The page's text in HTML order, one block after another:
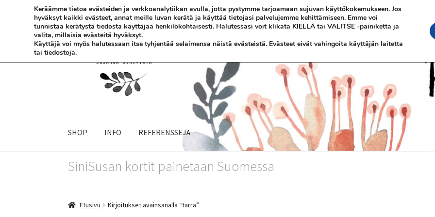
Siirry
navigointiin
Siirry
sisältöön
SHOP INFO REFERENSSEJÄ
SiniSusan kortit painetaan Suomessa
Etusivu Kirjoitukset avainsanalla “tarra”
Keräämme tietoa evästeiden ja verkkoanalytiikan avulla, jotta pystymme tarjoamaan sujuvan käyttökokemukseen. Jos
hyväksyt kaikki evästeet, annat meille luvan kerätä ja käyttää tietojasi palvelujemme kehittämiseen. Emme voi
tunnistaa kerätystä tiedosta käyttäjää henkilökohtaisesti. Halutessasi voit klikata KIELLÄ tai VALITSE -painiketta ja
valita, millaisia evästeitä hyväksyt.
Käyttäjä voi myös halutessaan itse tyhjentää selaimensa näistä evästeistä. Evästeet eivät vahingoita käyttäjän laitetta
tai tiedostoja.